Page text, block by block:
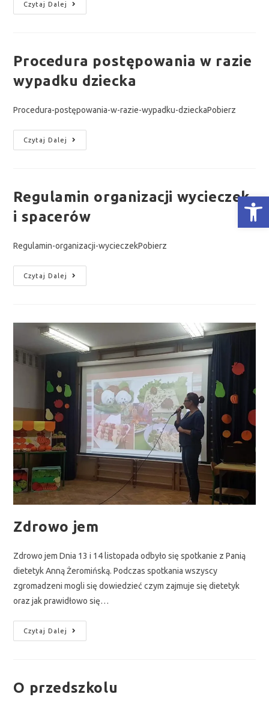
Otwórz Pasek narzędzi
Czytaj Dalej
Procedura postępowania w razie
wypadku dziecka
Procedura-postępowania-w-razie-wypadku-dzieckaPobierz
Czytaj Dalej
Regulamin organizacji wycieczek
i spacerów
Regulamin-organizacji-wycieczekPobierz
Czytaj Dalej
Zdrowo jem
Zdrowo jem Dnia 13 i 14 listopada odbyło się spotkanie z Panią
dietetyk Anną Żeromińską. Podczas spotkania wszyscy
zgromadzeni mogli się dowiedzieć czym zajmuje się dietetyk
oraz jak prawidłowo się…
Czytaj Dalej
O przedszkolu